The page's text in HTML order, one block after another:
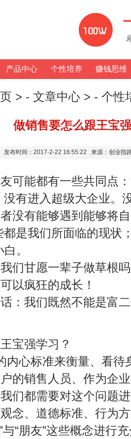
产品中心 个性培养 赚钱思维
> - 文章中心 > - 个性
做销售要怎么跟王宝
发布时间：2017-2-22 16:55:22 来源：创业指
可能都有一些共同点
有进入超级大企业。
没有能够遇到能够将
是我们所面临的现状
。
们甘愿一辈子做草根
以疯狂的成长！
：我们既然不能是富
宝强学习？
内心标准来衡量、看待
的销售人员、作为企
们都需要对这个问题
念、道德标准、行为
与“朋友”这些概念进行